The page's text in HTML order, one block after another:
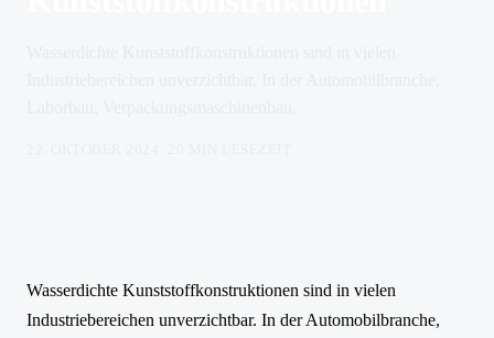
Wasserdichte Kunststoffkonstruktionen sind in vielen
Industriebereichen unverzichtbar. In der Automobilbranche,